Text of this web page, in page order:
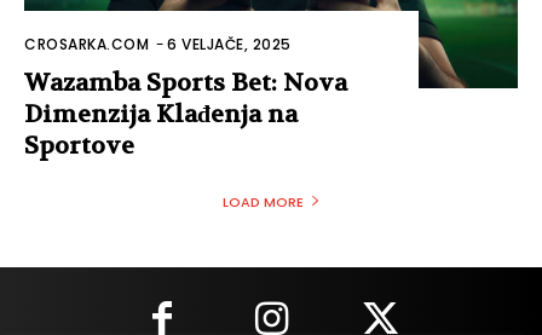
CROSARKA.COM -6 VELJAČE, 2025
Wazamba Sports Bet: Nova
Dimenzija Klađenja na
Sportove
LOAD MORE